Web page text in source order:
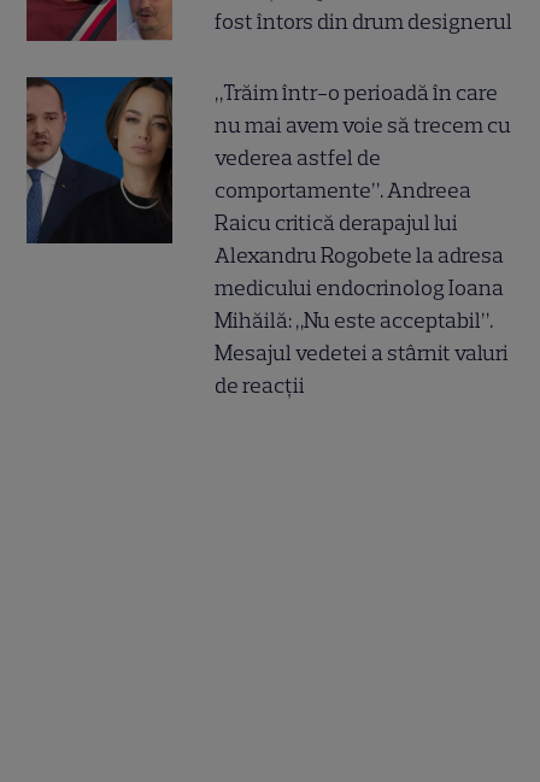
fost întors din drum designerul
„Trăim într-o perioadă în care
nu mai avem voie să trecem cu
vederea astfel de
comportamente”. Andreea
Raicu critică derapajul lui
Alexandru Rogobete la adresa
medicului endocrinolog Ioana
Mihăilă: „Nu este acceptabil”.
Mesajul vedetei a stârnit valuri
de reacții